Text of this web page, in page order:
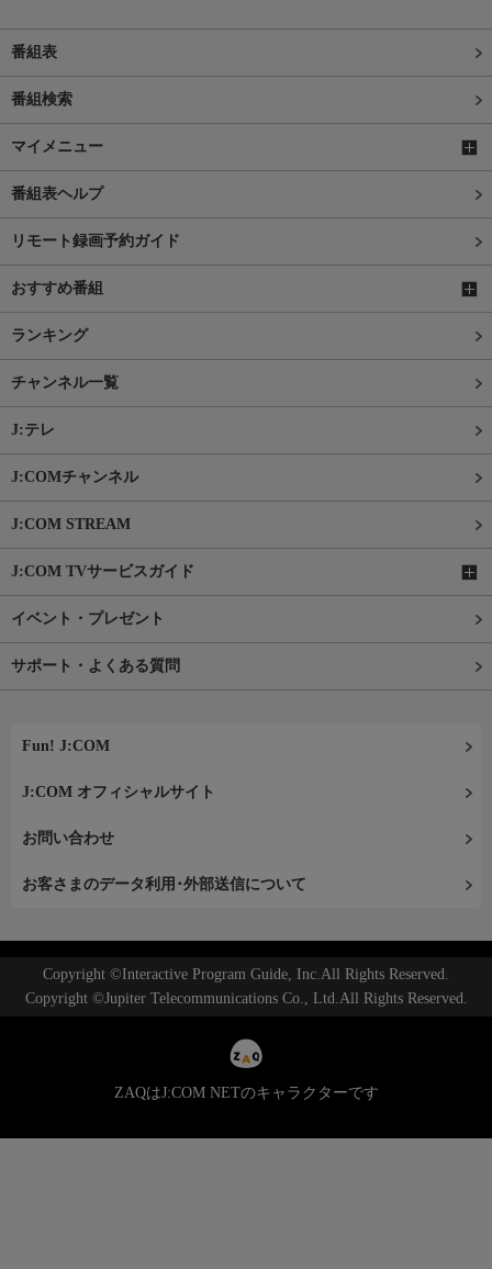
番組表
番組検索
マイメニュー
番組表ヘルプ
リモート録画予約ガイド
おすすめ番組
ランキング
チャンネル一覧
J:テレ
J:COMチャンネル
J:COM STREAM
J:COM TVサービスガイド
イベント・プレゼント
サポート・よくある質問
Fun! J:COM
J:COM オフィシャルサイト
お問い合わせ
お客さまのデータ利用･外部送信について
Copyright ©Interactive Program Guide, Inc.All Rights Reserved.
Copyright ©Jupiter Telecommunications Co., Ltd.All Rights Reserved.
ZAQはJ:COM NETのキャラクターです